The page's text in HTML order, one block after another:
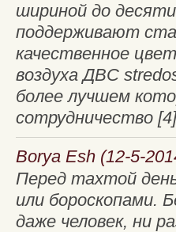
шириной до
поддерживают
качественное
воздуха ДВС
более лучшем
сотрудничество
Borya Esh (12-5-
Перед тахтой
или бороскопами.
даже человек, ни